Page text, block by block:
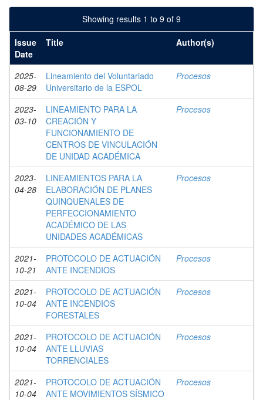
Showing results 1 to 9 of 9
Issue
Date
Title Author(s)
2025-
08-29
Lineamiento del Voluntariado
Universitario de la ESPOL
Procesos
2023-
03-10
LINEAMIENTO PARA LA
CREACIÓN Y
FUNCIONAMIENTO DE
CENTROS DE VINCULACIÓN
DE UNIDAD ACADÉMICA
Procesos
2023-
04-28
LINEAMIENTOS PARA LA
ELABORACIÓN DE PLANES
QUINQUENALES DE
PERFECCIONAMIENTO
ACADÉMICO DE LAS
UNIDADES ACADÉMICAS
Procesos
2021-
10-21
PROTOCOLO DE ACTUACIÓN
ANTE INCENDIOS
Procesos
2021-
10-04
PROTOCOLO DE ACTUACIÓN
ANTE INCENDIOS
FORESTALES
Procesos
2021-
10-04
PROTOCOLO DE ACTUACIÓN
ANTE LLUVIAS
TORRENCIALES
Procesos
2021-
10-04
PROTOCOLO DE ACTUACIÓN
ANTE MOVIMIENTOS SÍSMICO
Procesos